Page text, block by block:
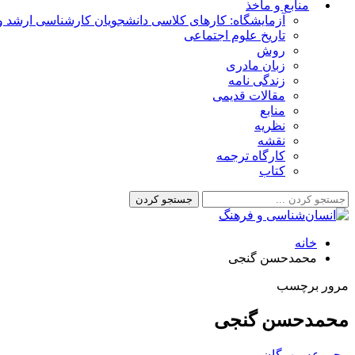
منابع و مأخذ
آزمایشگاه: کارهای کلاسی دانشجویان کارشناسی ارشد و
تاریخ علوم اجتماعی
روش
زبان مادری
زندگی نامه
مقالات قدیمی
منابع
نظریه
نقشه
کارگاه ترجمه
کتاب
خانه
محمدحسن گنجی
مرور برچسب
محمدحسن گنجی